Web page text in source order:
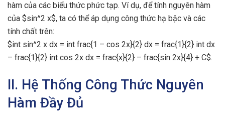
hàm của các biểu thức phức tạp. Ví dụ, để tính nguyên hàm
của $sin^2 x$, ta có thể áp dụng công thức hạ bậc và các
tính chất trên:
$int sin^2 x dx = int frac{1 – cos 2x}{2} dx = frac{1}{2} int dx
– frac{1}{2} int cos 2x dx = frac{x}{2} – frac{sin 2x}{4} + C$.
II. Hệ Thống Công Thức Nguyên
Hàm Đầy Đủ